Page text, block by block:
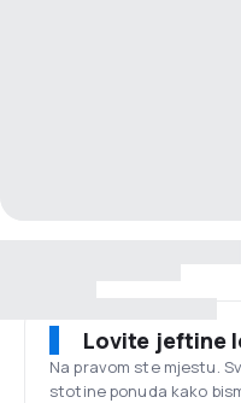
Lovite jeftine
Na pravom ste mjestu.
stotine ponuda kako